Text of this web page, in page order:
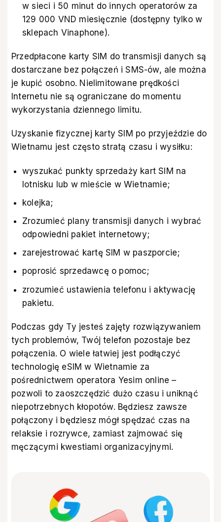
w sieci i 50 minut do innych operatorów za
129 000 VND miesięcznie (dostępny tylko w
sklepach Vinaphone).
Przedpłacone karty SIM do transmisji danych są
dostarczane bez połączeń i SMS-ów, ale można
je kupić osobno. Nielimitowane prędkości
Internetu nie są ograniczane do momentu
wykorzystania dziennego limitu.
Uzyskanie fizycznej karty SIM po przyjeździe do
Wietnamu jest często stratą czasu i wysiłku:
wyszukać punkty sprzedaży kart SIM na
lotnisku lub w mieście w Wietnamie;
kolejka;
Zrozumieć plany transmisji danych i wybrać
odpowiedni pakiet internetowy;
zarejestrować kartę SIM w paszporcie;
poprosić sprzedawcę o pomoc;
zrozumieć ustawienia telefonu i aktywację
pakietu.
Podczas gdy Ty jesteś zajęty rozwiązywaniem
tych problemów, Twój telefon pozostaje bez
połączenia. O wiele łatwiej jest podłączyć
technologię eSIM w Wietnamie za
pośrednictwem operatora Yesim online –
pozwoli to zaoszczędzić dużo czasu i uniknąć
niepotrzebnych kłopotów. Będziesz zawsze
połączony i będziesz mógł spędzać czas na
relaksie i rozrywce, zamiast zajmować się
męczącymi kwestiami organizacyjnymi.